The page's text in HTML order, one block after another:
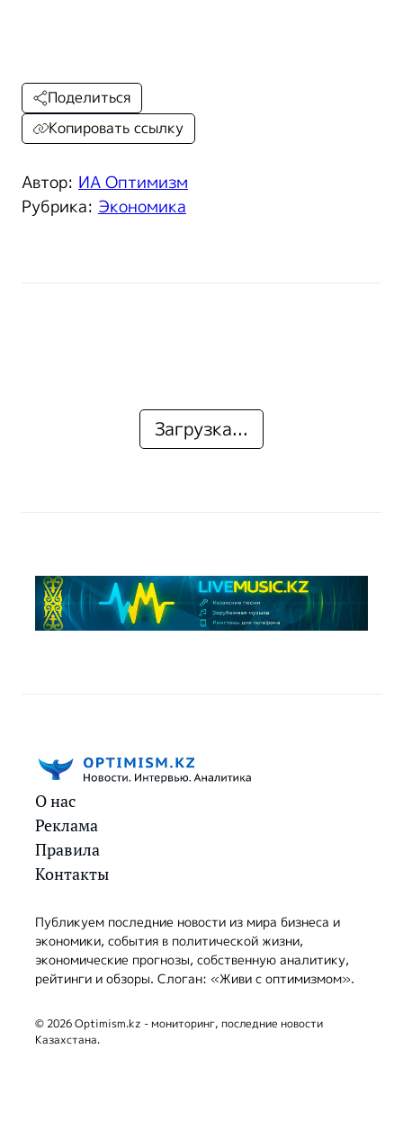
Автор: ИА Оптимизм
Рубрика: Экономика
Поделиться
Копировать ссылку
Загрузка...
О нас
Реклама
Правила
Контакты
Публикуем последние новости из мира бизнеса и
экономики, события в политической жизни,
экономические прогнозы, собственную аналитику,
рейтинги и обзоры. Слоган: «Живи с оптимизмом».
© 2026 Optimism.kz - мониторинг, последние новости
Казахстана.